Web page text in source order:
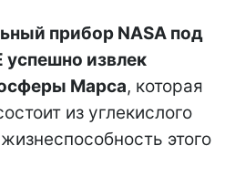
прибор NASA под
успешно извлек
Марса, которая
из углекислого
этого